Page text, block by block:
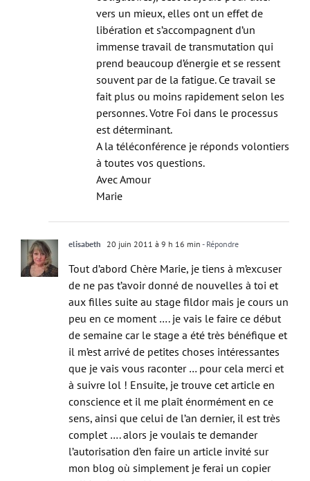
libération et s’accompagnent d’un
immense travail de transmutation qui
prend beaucoup d’énergie et se ressent
souvent par de la fatigue. Ce travail se
fait plus ou moins rapidement selon les
personnes. Votre Foi dans le processus
est déterminant.
A la téléconférence je réponds volontiers
à toutes vos questions.
Avec Amour
Marie
de ne pas t’avoir donné de nouvelles à toi et
aux filles suite au stage fildor mais je cours un
peu en ce moment …. je vais le faire ce début
de semaine car le stage a été très bénéfique et
il m’est arrivé de petites choses intéressantes
que je vais vous raconter … pour cela merci et
à suivre lol ! Ensuite, je trouve cet article en
conscience et il me plaît énormément en ce
sens, ainsi que celui de l’an dernier, il est très
complet …. alors je voulais te demander
l’autorisation d’en faire un article invité sur
mon blog où simplement je ferai un copier
collé et je citerai la source …. un peu de pub